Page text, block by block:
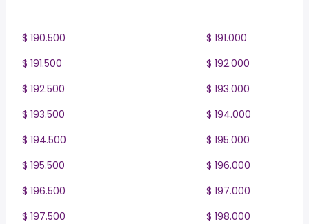
$ 190.500
$ 191.000
$ 191.500
$ 192.000
$ 192.500
$ 193.000
$ 193.500
$ 194.000
$ 194.500
$ 195.000
$ 195.500
$ 196.000
$ 196.500
$ 197.000
$ 197.500
$ 198.000